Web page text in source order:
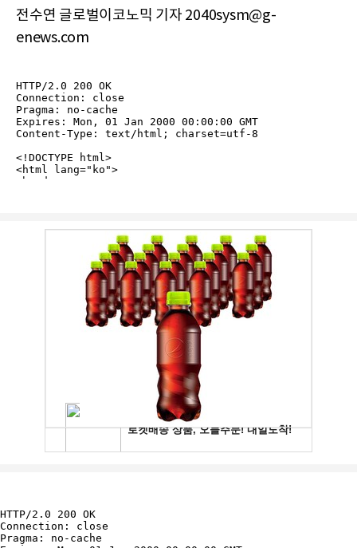
전수연 글로벌이코노믹 기자 2040sysm@g-
enews.com